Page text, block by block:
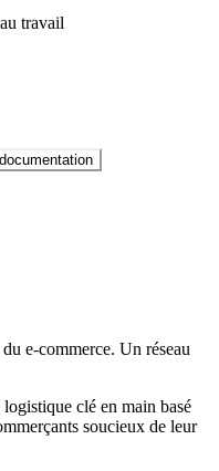
travail
e-commerce. Un réseau
clé en main basé
soucieux de leur